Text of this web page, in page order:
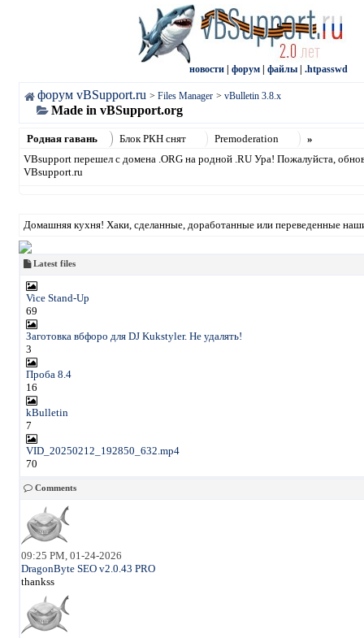
новости форум файлы .htpasswd
форум vBSupport.ru > Files Manager > vBulletin 3.8.x
Made in vBSupport.org
Родная гавань Блок РКН снят Premoderation
»
VBsupport перешел с домена .ORG на родной .RU Ура! Пожалуйста,
VBsupport.ru
Домашняя кухня! Хаки, сделанные, доработанные или переведенные
Latest files
Vice Stand-Up
69
Заготовка вбфоро для DJ Kukstyler. Не удалять!
3
Проба 8.4
16
kBulletin
7
VID_20250212_192850_632.mp4
70
Comments
09:25 PM, 01-24-2026
DragonByte SEO v2.0.43 PRO
thankss